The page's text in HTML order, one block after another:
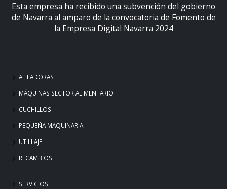
Esta empresa ha recibido una subvención del gobierno
de Navarra al amparo de la convocatoria de Fomento de
la Empresa Digital Navarra 2024
AFILADORAS
MÁQUINAS SECTOR ALIMENTARIO
CUCHILLOS
PEQUEÑA MAQUINARIA
UTILLAJE
RECAMBIOS
SERVICIOS